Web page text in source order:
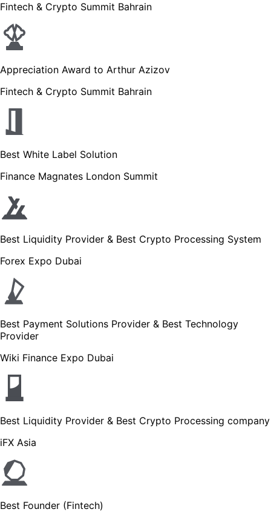
Fintech & Crypto Summit Bahrain
Appreciation Award to Arthur Azizov
Fintech & Crypto Summit Bahrain
Best White Label Solution
Finance Magnates London Summit
Best Liquidity Provider & Best Crypto Processing System
Forex Expo Dubai
Best Payment Solutions Provider & Best Technology
Provider
Wiki Finance Expo Dubai
Best Liquidity Provider & Best Crypto Processing company
iFX Asia
Best Founder (Fintech)